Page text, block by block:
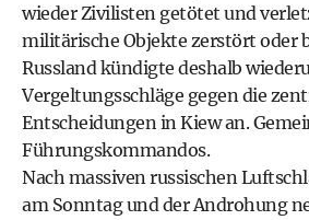
wieder Zivilisten getötet und
militärische Objekte zerstört oder
Russland kündigte deshalb
Vergeltungsschläge gegen die
Entscheidungen in Kiew an.
Führungskommandos.
Nach massiven russischen
am Sonntag und der Androhung